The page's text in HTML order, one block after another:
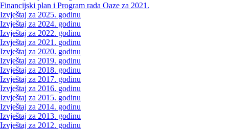
Financijski plan i Program rada Oaze za 2021.
Izvještaj za 2025. godinu
Izvještaj za 2024. godinu
Izvještaj za 2022. godinu
Izvještaj za 2021. godinu
Izvještaj za 2020. godinu
Izvještaj za 2019. godinu
Izvještaj za 2018. godinu
Izvještaj za 2017. godinu
Izvještaj za 2016. godinu
Izvještaj za 2015. godinu
Izvještaj za 2014. godinu
Izvještaj za 2013. godinu
Izvještaj za 2012. godinu